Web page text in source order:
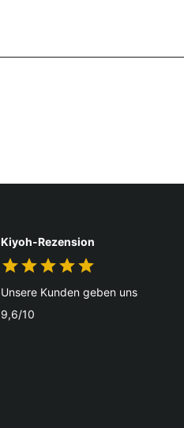
Kiyoh-Rezension
Unsere Kunden geben uns
9,6/10